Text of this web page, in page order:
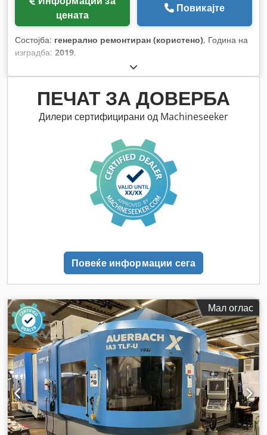
цената
Повикајте
Состојба: генерално ремонтиран (користено), Година на
изградба: 2019,
ПЕЧАТ ЗА ДОВЕРБА
Дилери сертифицирани од Machineseeker
Повеќе информации сега
Мал оглас